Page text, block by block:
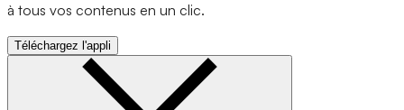
à tous vos contenus en un clic.
Téléchargez l'appli